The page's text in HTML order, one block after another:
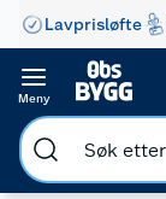
Lavprisløfte
Meny